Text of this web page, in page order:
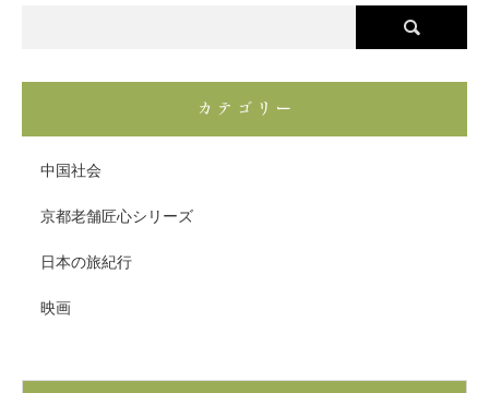
カテゴリー
中国社会
京都老舗匠心シリーズ
日本の旅紀行
映画